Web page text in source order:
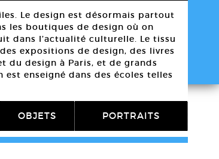
Le design est désormais partout
les boutiques de design où on
dans l’actualité culturelle. Le tissu
expositions de design, des livres
du design à Paris, et de grands
est enseigné dans des écoles telles
OBJETS PORTRAITS